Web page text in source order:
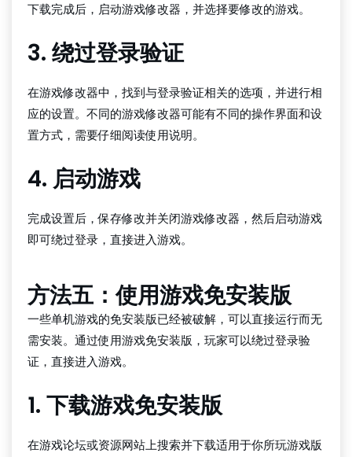
下载完成后，启动游戏修改器，并选择要修改的游戏。
3. 绕过登录验证
在游戏修改器中，找到与登录验证相关的选项，并进行相
应的设置。不同的游戏修改器可能有不同的操作界面和设
置方式，需要仔细阅读使用说明。
4. 启动游戏
完成设置后，保存修改并关闭游戏修改器，然后启动游戏
即可绕过登录，直接进入游戏。
方法五：使用游戏免安装版
一些单机游戏的免安装版已经被破解，可以直接运行而无
需安装。通过使用游戏免安装版，玩家可以绕过登录验
证，直接进入游戏。
1. 下载游戏免安装版
在游戏论坛或资源网站上搜索并下载适用于你所玩游戏版